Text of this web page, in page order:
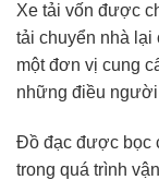
Xe tải vốn được
tải chuyển nhà lại
một đơn vị cung
những điều
Đồ đạc được bọc
trong quá trình